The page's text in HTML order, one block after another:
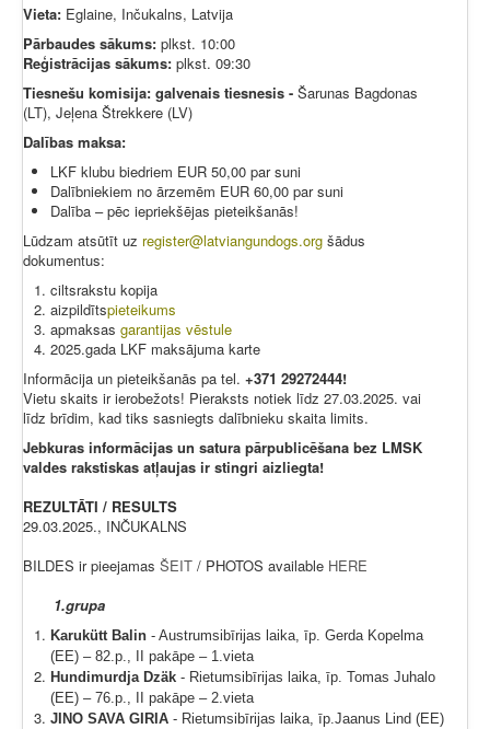
Vieta: Eglaine, Inčukalns, Latvija
Pārbaudes sākums: plkst. 10:00
Reģistrācijas sākums: plkst. 09:30
Tiesnešu komisija: galvenais tiesnesis - Šarunas Bagdonas
(LT), Jeļena Štrekkere (LV)
Dalības maksa:
LKF klubu biedriem EUR 50,00 par suni
Dalībniekiem no ārzemēm EUR 60,00 par suni
Dalība – pēc iepriekšējas pieteikšanās!
Lūdzam atsūtīt uz register@latviangundogs.org šādus
dokumentus:
ciltsrakstu kopija
aizpildītspieteikums
apmaksas garantijas vēstule
2025.gada LKF maksājuma karte
Informācija un pieteikšanās pa tel. +371 29272444!
Vietu skaits ir ierobežots! Pieraksts notiek līdz 27.03.2025. vai
līdz brīdim, kad tiks sasniegts dalībnieku skaita limits.
Jebkuras informācijas un satura pārpublicēšana bez LMSK
valdes rakstiskas atļaujas ir stingri aizliegta!
REZULTĀTI / RESULTS
29.03.2025., INČUKALNS
BILDES ir pieejamas ŠEIT / PHOTOS available HERE
1.grupa
Karukütt Balin - Austrumsibīrijas laika, īp. Gerda Kopelma
(EE) – 82.p., II pakāpe – 1.vieta
Hundimurdja Dzäk - Rietumsibīrijas laika, īp. Tomas Juhalo
(EE) – 76.p., II pakāpe – 2.vieta
JINO SAVA GIRIA - Rietumsibīrijas laika, īp. Jaanus Lind (EE)